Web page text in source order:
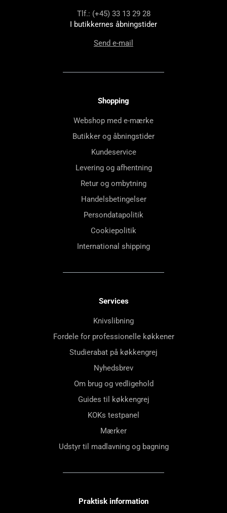
Tlf.: (+45) 33 13 29 28
I butikkernes åbningstider
Send e-mail
Shopping
Webshop med e-mærke
Butikker og åbningstider
Kundeservice
Levering og afhentning
Retur og ombytning
Handelsbetingelser
Persondatapolitik
Cookiepolitik
International shipping
Services
Knivslibning
Fordele for professionelle køkkener
Studierabat på køkkengrej
Nyhedsbrev
Om brug og vedligehold
Guides til køkkengrej
KOKs testpanel
Mærker
Udstyr til madlavning og bagning
Praktisk information